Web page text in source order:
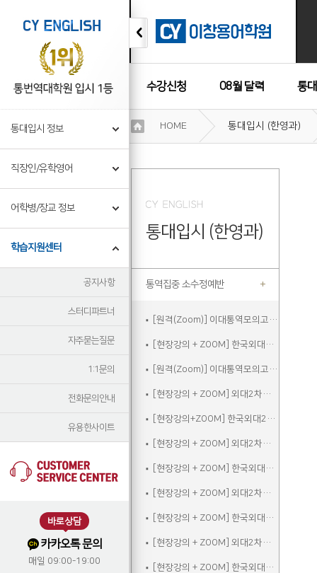
수강신청 08월 달력 통
수강후기
통대입시 정보
직장인/유학영어
어학병/장교 정보
학습지원센터
공지사항
스터디파트너
자주묻는질문
1:1문의
전화문의안내
유용한사이트
바로상담
카카오톡 문의
매일 09:00-19:00
기
정
HOME 통대입시 (한영과)
통대입시 (한영과)
통역집중 소수정예반
[원격(Zoom)] 이대통역모의고사A
[현장강의 + ZOOM] 한국외대2차실전통역모의고사A
[원격(Zoom)] 이대통역모의고사B
[현장강의 + ZOOM] 외대2차모의고사A
[현장강의+ZOOM] 한국외대2차실전통역모의고사B
[현장강의 + ZOOM] 외대2차모의고사B
[현장강의 + ZOOM] 한국외대2차실전통역모의고사C
[현장강의 + ZOOM] 외대2차모의고사C
[현장강의 + ZOOM] 한국외대2차실전통역모의고사A_참관
[현장강의 + ZOOM] 외대2차모의고사D
[현장강의 + ZOOM] 한국외대2차실전통역모의고사B_참관